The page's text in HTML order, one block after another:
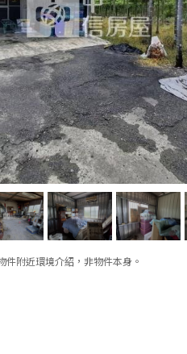
附近環境介紹，非物件本身。